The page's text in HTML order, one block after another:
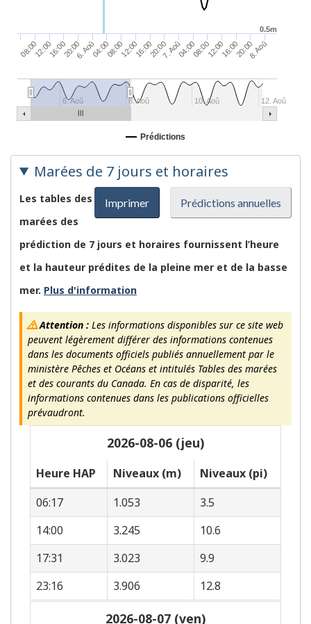
08:0012:0016:0020:006. Aoû04:0008:0012:0016:0020:007. Aoû04:0008:0012:0016:0020:008. Aoû
6. Aoû 8. Aoû 10. Aoû 12. Aoû
0.5m
Prédictions
Marées de 7 jours et horaires
Imprimer Prédictions annuelles
Les tables des
marées des
prédiction de 7 jours et horaires fournissent l’heure
et la hauteur prédites de la pleine mer et de la basse
mer. Plus d'information
Attention :Les informations disponibles sur ce site web
peuvent légèrement différer des informations contenues
dans les documents officiels publiés annuellement par le
ministère Pêches et Océans et intitulés Tables des marées
et des courants du Canada. En cas de disparité, les
informations contenues dans les publications officielles
prévaudront.
2026-08-06 (jeu)
Heure HAP Niveaux (m)
Niveaux (pi)
06:17
1.053
3.5
14:00
3.245
10.6
17:31
3.023
9.9
23:16
3.906 12.8
2026-08-07 (ven)